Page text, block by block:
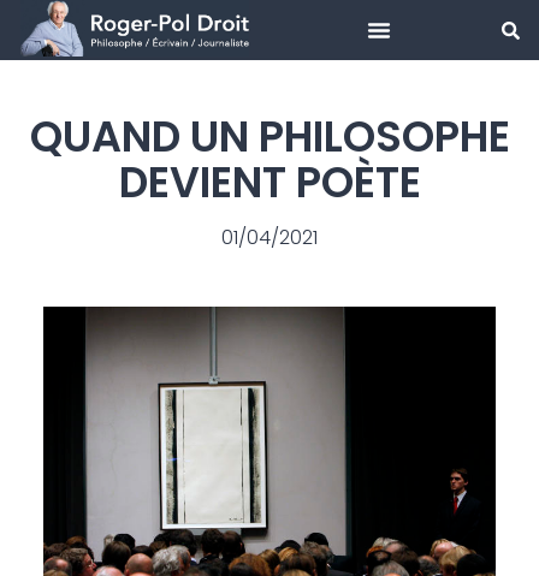
Aller
contenu
QUAND UN PHILOSOPHE
DEVIENT POÈTE
01/04/2021